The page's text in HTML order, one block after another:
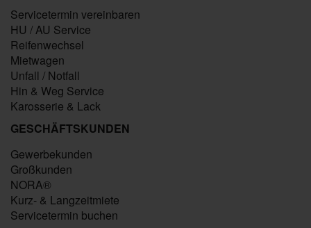
Servicetermin vereinbaren
HU / AU Service
Reifenwechsel
Mietwagen
Unfall / Notfall
Hin & Weg Service
Karosserie & Lack
GESCHÄFTSKUNDEN
Gewerbekunden
Großkunden
NORA®
Kurz- & Langzeitmiete
Servicetermin buchen